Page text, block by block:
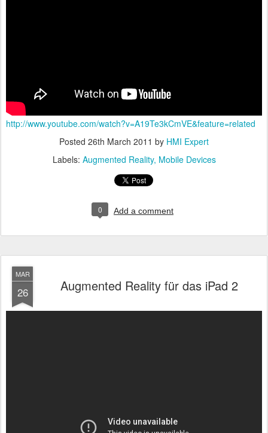
http://www.youtube.com/watch?v=A19Te3kCmVE&feature=related
Posted 26th March 2011 by HMI Expert
Labels: Augmented Reality Mobile Devices
0 Add a comment
MAR
26 Augmented Reality für das iPad 2